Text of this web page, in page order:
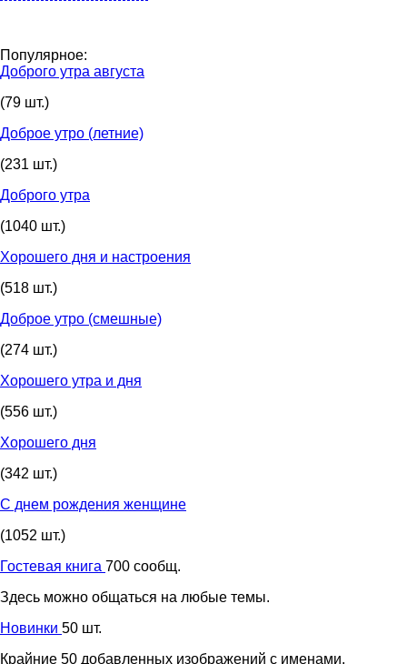
Популярное:
Доброго утра августа
(79 шт.)
Доброе утро (летние)
(231 шт.)
Доброго утра
(1040 шт.)
Хорошего дня и настроения
(518 шт.)
Доброе утро (смешные)
(274 шт.)
Хорошего утра и дня
(556 шт.)
Хорошего дня
(342 шт.)
С днем рождения женщине
(1052 шт.)
Гостевая книга 700 сообщ.
Здесь можно общаться на любые темы.
Новинки 50 шт.
Крайние 50 добавленных изображений с именами.